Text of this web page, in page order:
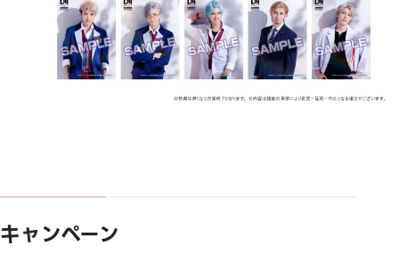
キャンペーン